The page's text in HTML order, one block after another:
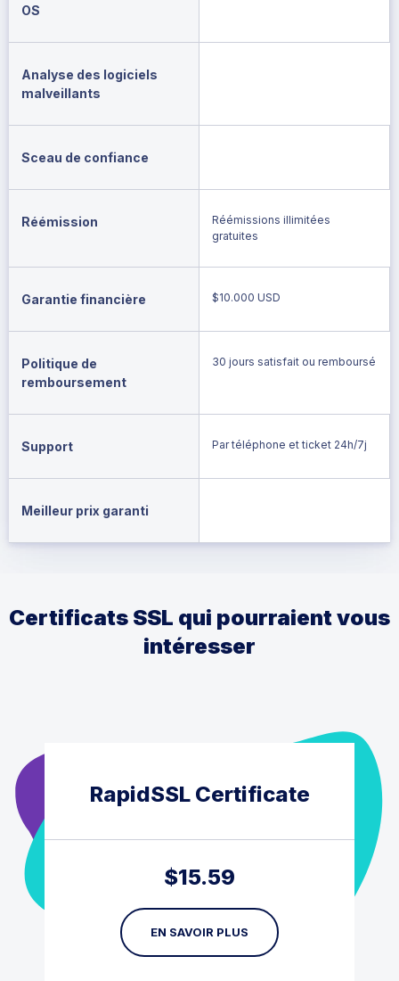
OS
Analyse des logiciels
malveillants
Sceau de confiance
Réémission
Réémissions illimitées
gratuites
Garantie financière $10.000 USD
Politique de
remboursement
30 jours satisfait ou remboursé
Support Par téléphone et ticket 24h/7j
Meilleur prix garanti
Certificats SSL qui pourraient vous
intéresser
RapidSSL Certificate
$15.59
EN SAVOIR PLUS